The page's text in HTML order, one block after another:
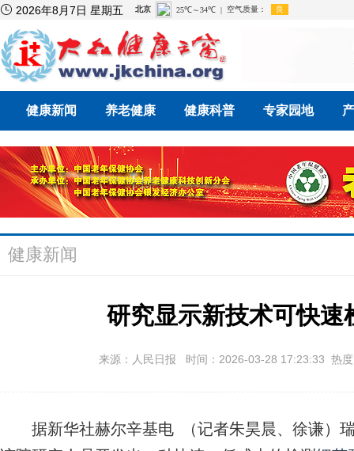
 2026年8月7日 星期五
健康新闻 养老健康 健康科普 专家园地
健康新闻
研究显示新技术可快速
来源：人民日报 时间：2026-03-28 17:23:33 热
据新华社赫尔辛基电 （记者朱昊晨、徐谦）瑞